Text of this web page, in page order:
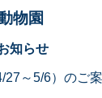
物園
知らせ
27～5/6）のご